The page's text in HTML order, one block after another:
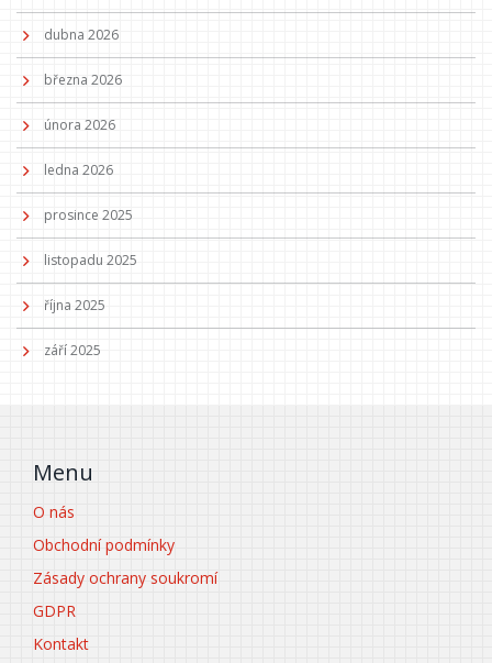
dubna 2026
března 2026
února 2026
ledna 2026
prosince 2025
listopadu 2025
října 2025
září 2025
Menu
O nás
Obchodní podmínky
Zásady ochrany soukromí
GDPR
Kontakt